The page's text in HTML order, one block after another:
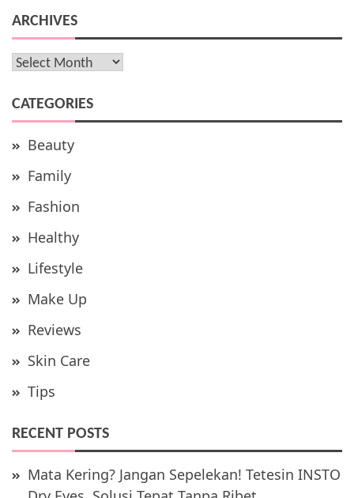
ARCHIVES
Archives
CATEGORIES
Beauty
Family
Fashion
Healthy
Lifestyle
Make Up
Reviews
Skin Care
Tips
RECENT POSTS
Mata Kering? Jangan Sepelekan! Tetesin INSTO